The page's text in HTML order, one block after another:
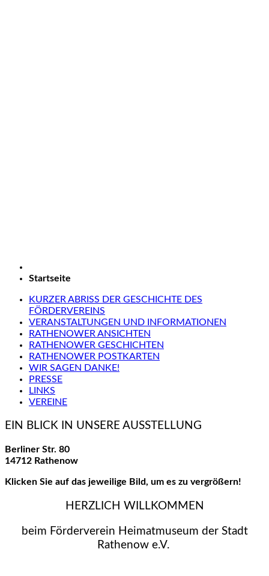
Startseite
KURZER ABRISS DER GESCHICHTE DES
FÖRDERVEREINS
VERANSTALTUNGEN UND INFORMATIONEN
RATHENOWER ANSICHTEN
RATHENOWER GESCHICHTEN
RATHENOWER POSTKARTEN
WIR SAGEN DANKE!
PRESSE
LINKS
VEREINE
EIN BLICK IN UNSERE AUSSTELLUNG
Berliner Str. 80
14712 Rathenow
Klicken Sie auf das jeweilige Bild, um es zu vergrößern!
HERZLICH WILLKOMMEN
beim Förderverein Heimatmuseum der Stadt
Rathenow e.V.